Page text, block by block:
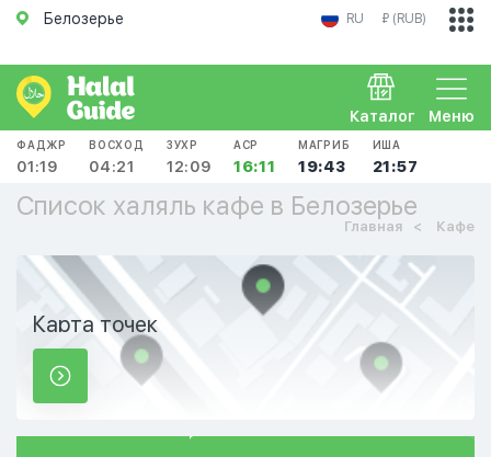
Белозерье RU ₽ (RUB)
Меню
Каталог
ФАДЖР
01:19
ВОСХОД
04:21
ЗУХР
12:09
АСР
16:11
МАГРИБ
19:43
ИША
21:57
Список халяль кафе в Белозерье
Главная Кафе
Карта точек